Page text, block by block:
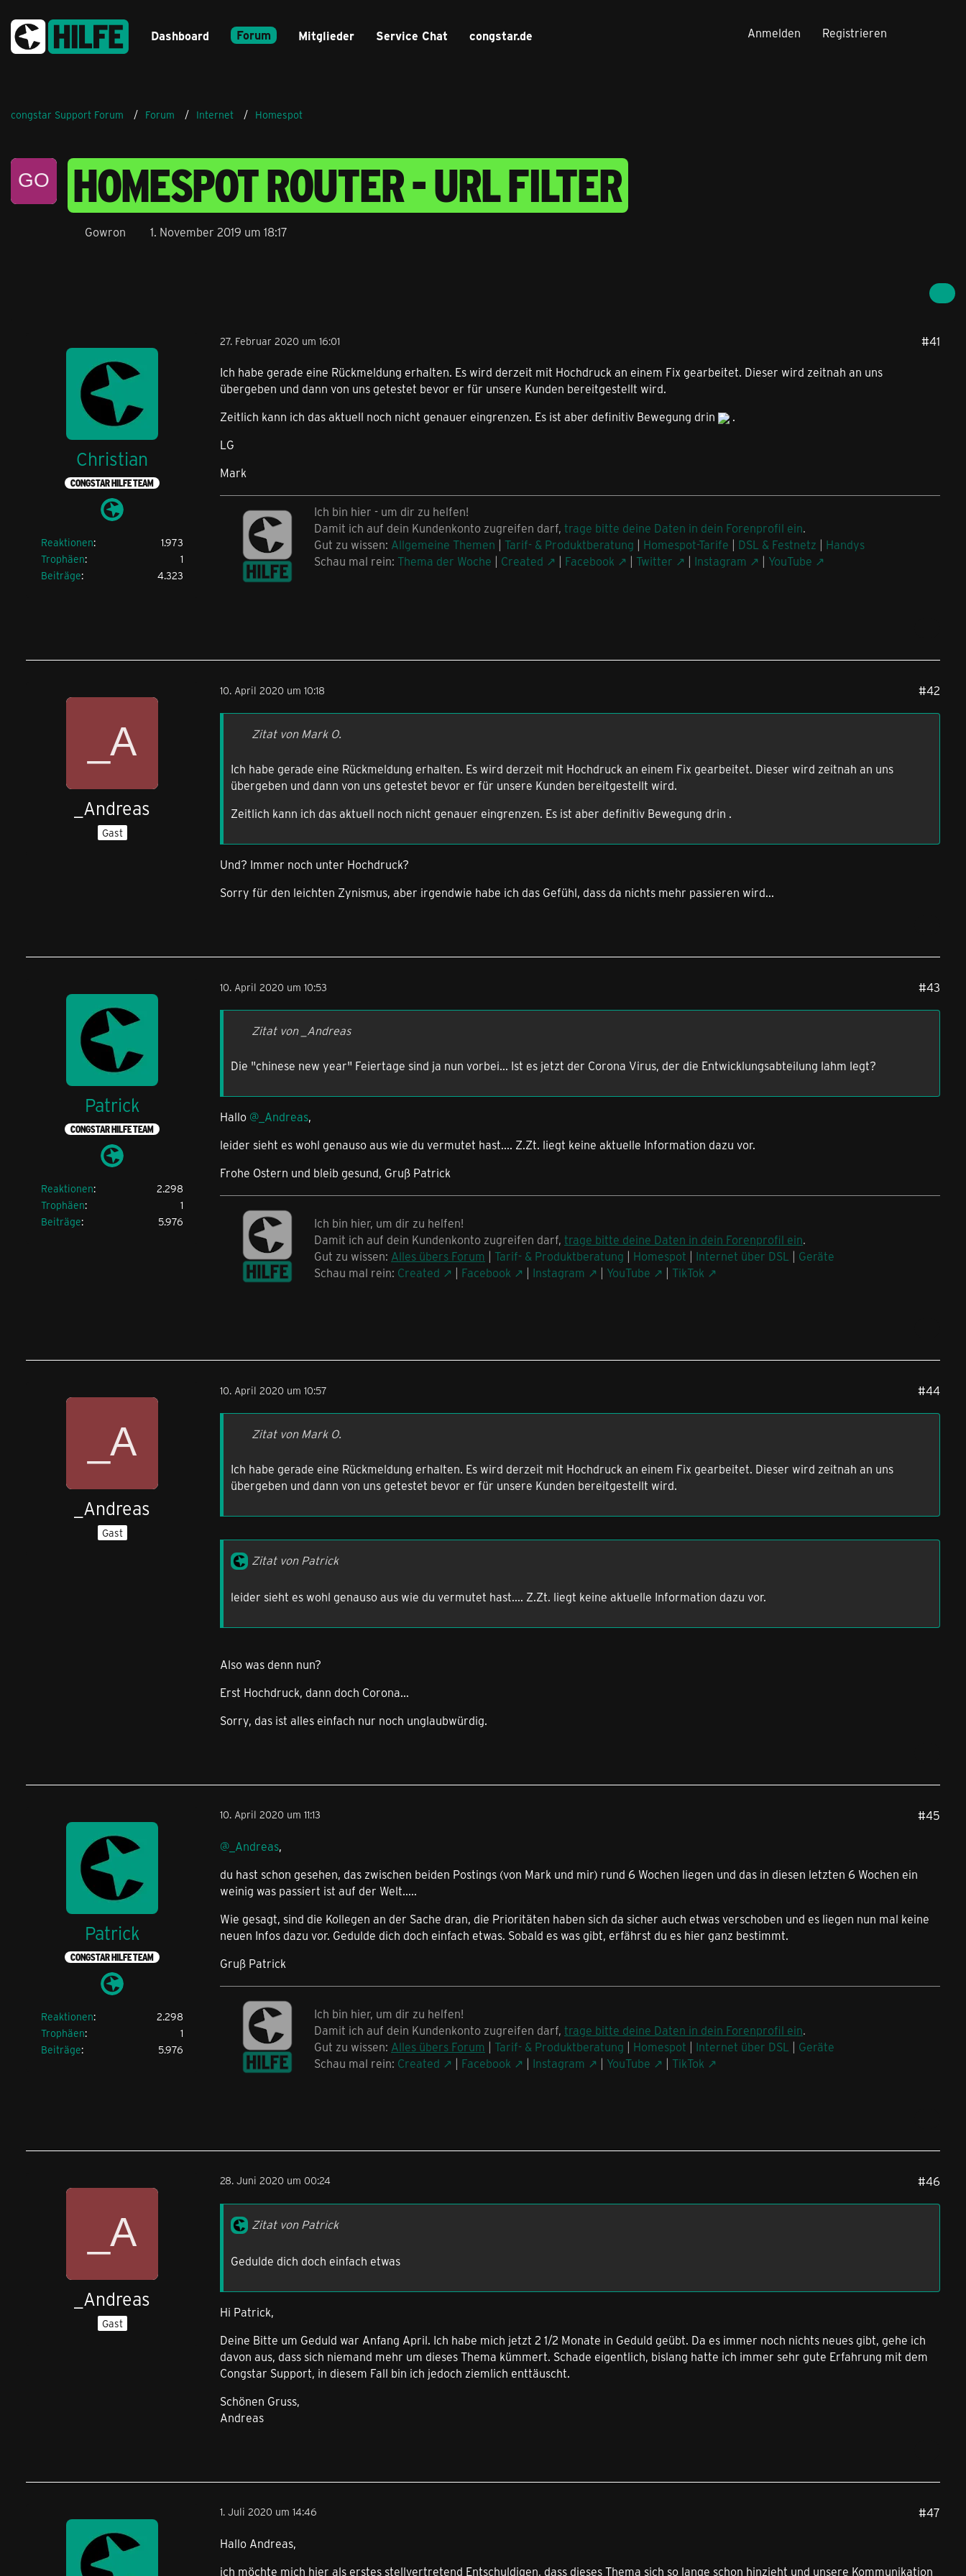
Dashboard Forum Mitglieder Service Chat congstar.de Anmelden Registrieren
congstar Support Forum Forum Internet Homespot
HOMESPOT ROUTER - URL FILTER
Gowron 1. November 2019 um 18:17
Christian
CONGSTAR HILFE TEAM
Reaktionen
1.973
Trophäen
1
Beiträge
4.323
27. Februar 2020 um 16:01 #41
Ich habe gerade eine Rückmeldung erhalten. Es wird derzeit mit Hochdruck an einem Fix gearbeitet. Dieser wird zeitnah an uns
übergeben und dann von uns getestet bevor er für unsere Kunden bereitgestellt wird.
Zeitlich kann ich das aktuell noch nicht genauer eingrenzen. Es ist aber definitiv Bewegung drin
.
LG
Mark
Ich bin hier - um dir zu helfen!
Damit ich auf dein Kundenkonto zugreifen darf, trage bitte deine Daten in dein Forenprofil ein.
Gut zu wissen: Allgemeine Themen | Tarif- & Produktberatung | Homespot-Tarife | DSL & Festnetz | Handys
Schau mal rein: Thema der Woche | Created | Facebook | Twitter | Instagram | YouTube
_Andreas
Gast
10. April 2020 um 10:18 #42
Zitat von Mark O.
Ich habe gerade eine Rückmeldung erhalten. Es wird derzeit mit Hochdruck an einem Fix gearbeitet. Dieser wird zeitnah an uns
übergeben und dann von uns getestet bevor er für unsere Kunden bereitgestellt wird.
Zeitlich kann ich das aktuell noch nicht genauer eingrenzen. Es ist aber definitiv Bewegung drin .
Und? Immer noch unter Hochdruck?
Sorry für den leichten Zynismus, aber irgendwie habe ich das Gefühl, dass da nichts mehr passieren wird...
Patrick
CONGSTAR HILFE TEAM
Reaktionen
2.298
Trophäen
1
Beiträge
5.976
10. April 2020 um 10:53 #43
Zitat von _Andreas
Die "chinese new year" Feiertage sind ja nun vorbei... Ist es jetzt der Corona Virus, der die Entwicklungsabteilung lahm legt?
Hallo @_Andreas,
leider sieht es wohl genauso aus wie du vermutet hast.... Z.Zt. liegt keine aktuelle Information dazu vor.
Frohe Ostern und bleib gesund, Gruß Patrick
Ich bin hier, um dir zu helfen!
Damit ich auf dein Kundenkonto zugreifen darf, trage bitte deine Daten in dein Forenprofil ein.
Gut zu wissen: Alles übers Forum | Tarif- & Produktberatung | Homespot | Internet über DSL | Geräte
Schau mal rein: Created | Facebook | Instagram | YouTube | TikTok
_Andreas
Gast
10. April 2020 um 10:57 #44
Zitat von Mark O.
Ich habe gerade eine Rückmeldung erhalten. Es wird derzeit mit Hochdruck an einem Fix gearbeitet. Dieser wird zeitnah an uns
übergeben und dann von uns getestet bevor er für unsere Kunden bereitgestellt wird.
Zitat von Patrick
leider sieht es wohl genauso aus wie du vermutet hast.... Z.Zt. liegt keine aktuelle Information dazu vor.
Also was denn nun?
Erst Hochdruck, dann doch Corona...
Sorry, das ist alles einfach nur noch unglaubwürdig.
Patrick
CONGSTAR HILFE TEAM
Reaktionen
2.298
Trophäen
1
Beiträge
5.976
10. April 2020 um 11:13 #45
@_Andreas,
du hast schon gesehen, das zwischen beiden Postings (von Mark und mir) rund 6 Wochen liegen und das in diesen letzten 6 Wochen ein
weinig was passiert ist auf der Welt.....
Wie gesagt, sind die Kollegen an der Sache dran, die Prioritäten haben sich da sicher auch etwas verschoben und es liegen nun mal keine
neuen Infos dazu vor. Gedulde dich doch einfach etwas. Sobald es was gibt, erfährst du es hier ganz bestimmt.
Gruß Patrick
Ich bin hier, um dir zu helfen!
Damit ich auf dein Kundenkonto zugreifen darf, trage bitte deine Daten in dein Forenprofil ein.
Gut zu wissen: Alles übers Forum | Tarif- & Produktberatung | Homespot | Internet über DSL | Geräte
Schau mal rein: Created | Facebook | Instagram | YouTube | TikTok
_Andreas
Gast
28. Juni 2020 um 00:24 #46
Zitat von Patrick
Gedulde dich doch einfach etwas
Hi Patrick,
Deine Bitte um Geduld war Anfang April. Ich habe mich jetzt 2 1/2 Monate in Geduld geübt. Da es immer noch nichts neues gibt, gehe ich
davon aus, dass sich niemand mehr um dieses Thema kümmert. Schade eigentlich, bislang hatte ich immer sehr gute Erfahrung mit dem
Congstar Support, in diesem Fall bin ich jedoch ziemlich enttäuscht.
Schönen Gruss,
Andreas
1. Juli 2020 um 14:46 #47
Hallo Andreas,
ich möchte mich hier als erstes stellvertretend Entschuldigen, dass dieses Thema sich so lange schon hinzieht und unsere Kommunikation